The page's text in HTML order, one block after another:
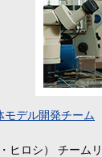
モデル開発チーム
ヒロシ） チーム